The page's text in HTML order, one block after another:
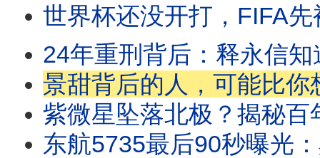
世界杯还没开打，FIFA先被查了！
24年重刑背后：释永信知道的，或
景甜背后的人，可能比你想像得更可怕，中国最神秘
紫微星坠落北极？揭秘百年国
东航5735最后90秒曝光：黑匣子外，